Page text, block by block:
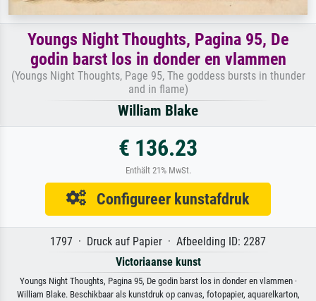
Youngs Night Thoughts, Pagina 95, De
godin barst los in donder en vlammen
(Youngs Night Thoughts, Page 95, The goddess bursts in thunder
and in flame)
William Blake
€ 136.23
Enthält 21% MwSt.
Configureer kunstafdruk
1797 · Druck auf Papier · Afbeelding ID: 2287
Victoriaanse kunst
Youngs Night Thoughts, Pagina 95, De godin barst los in donder en vlammen ·
William Blake. Beschikbaar als kunstdruk op canvas, fotopapier, aquarelkarton,